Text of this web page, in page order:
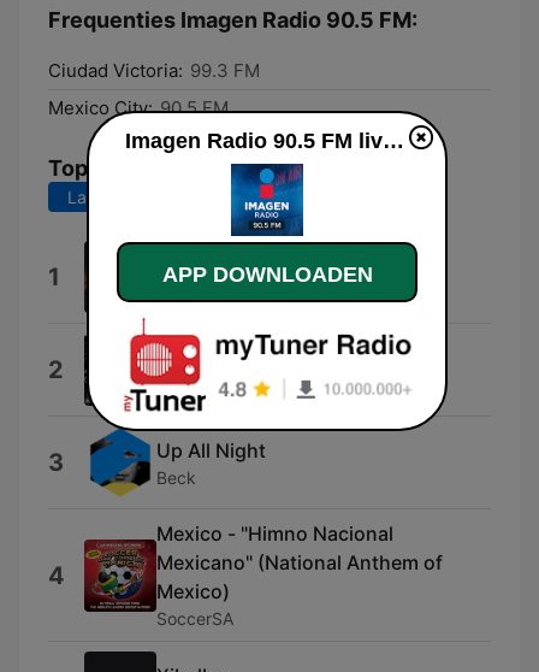
Frequenties Imagen Radio 90.5 FM:
Ciudad Victoria: 99.3 FM
Mexico City: 90.5 FM
Top nummers
Laatste 7 dagen Laatste 30 dagen
1 Chase
2 Drive Fast
Daniel Backes
3 Up All Night
Beck
4
Mexico - "Himno Nacional
Mexicano" (National Anthem of
Mexico)
SoccerSA
Imagen Radio 90.5 FM live luisteren
APP DOWNLOADEN